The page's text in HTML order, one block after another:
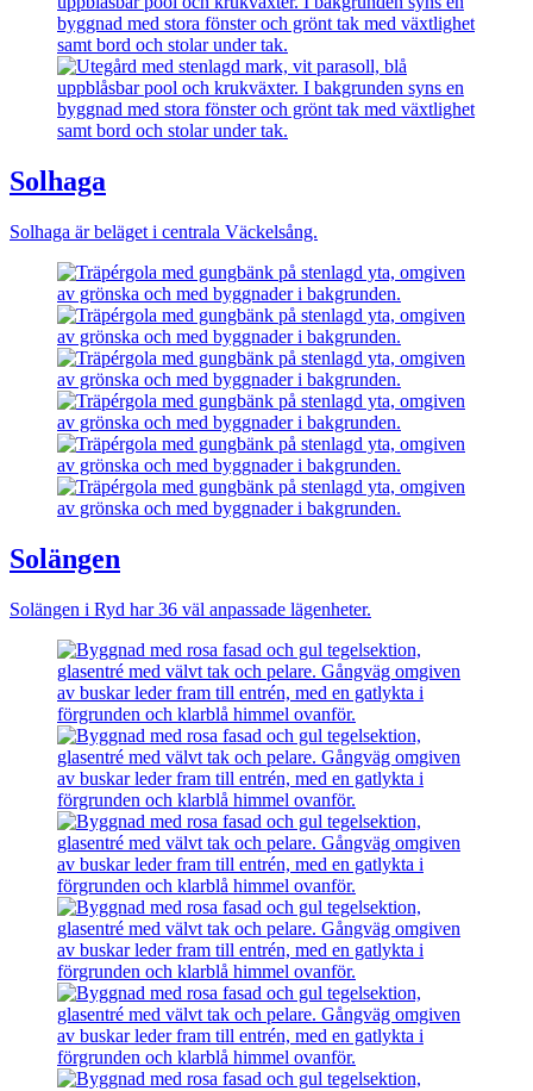
Solhaga
Solhaga är beläget i centrala Väckelsång.
Solängen
Solängen i Ryd har 36 väl anpassade lägenheter.